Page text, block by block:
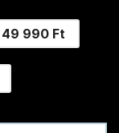
49 990 Ft